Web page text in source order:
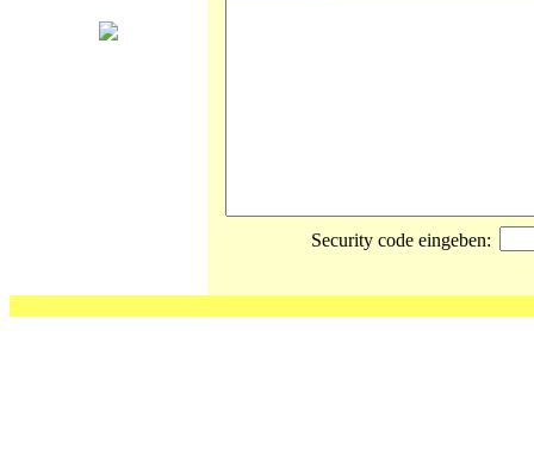
Security code eingeben: